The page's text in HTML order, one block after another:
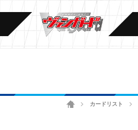
ホームカードリスト